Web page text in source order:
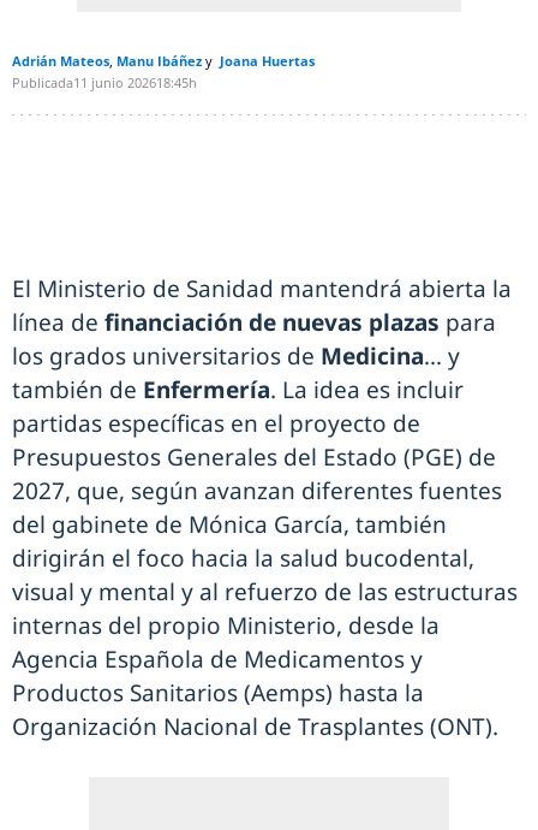
Adrián Mateos Manu Ibáñez
Joana Huertas
Publicada11 junio 202618:45h
El Ministerio de Sanidad mantendrá abierta la
línea de financiación de nuevas plazas para
los grados universitarios de Medicina… y
también de Enfermería. La idea es incluir
partidas específicas en el proyecto de
Presupuestos Generales del Estado (PGE) de
2027, que, según avanzan diferentes fuentes
del gabinete de Mónica García, también
dirigirán el foco hacia la salud bucodental,
visual y mental y al refuerzo de las estructuras
internas del propio Ministerio, desde la
Agencia Española de Medicamentos y
Productos Sanitarios (Aemps) hasta la
Organización Nacional de Trasplantes (ONT).